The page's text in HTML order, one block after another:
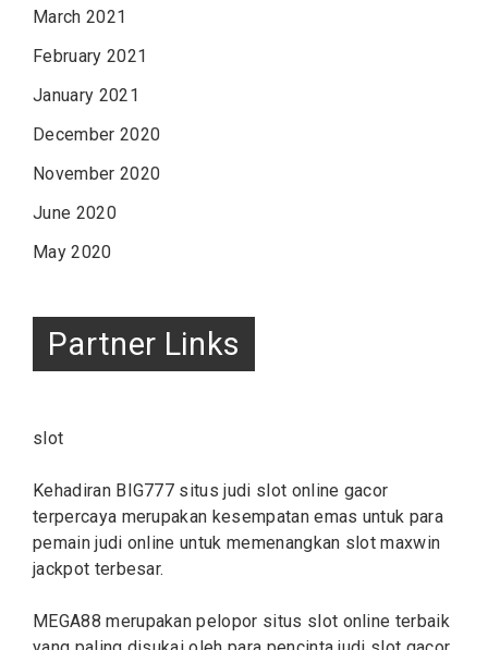
March 2021
February 2021
January 2021
December 2020
November 2020
June 2020
May 2020
Partner Links
slot
Kehadiran BIG777 situs judi slot online gacor
terpercaya merupakan kesempatan emas untuk para
pemain judi online untuk memenangkan slot maxwin
jackpot terbesar.
MEGA88 merupakan pelopor situs slot online terbaik